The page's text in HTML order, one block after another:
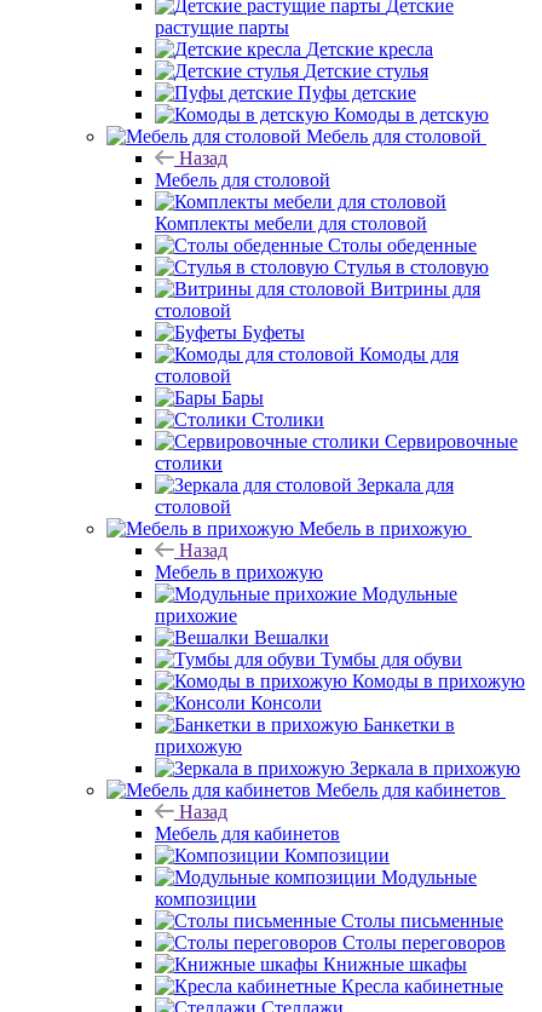
Детские
растущие парты
Детские кресла
Детские стулья
Пуфы детские
Комоды в детскую
Мебель для столовой
Назад
Мебель для столовой
Комплекты мебели для столовой
Столы обеденные
Стулья в столовую
Витрины для
столовой
Буфеты
Комоды для
столовой
Бары
Столики
Сервировочные
столики
Зеркала для
столовой
Мебель в прихожую
Назад
Мебель в прихожую
Модульные
прихожие
Вешалки
Тумбы для обуви
Комоды в прихожую
Консоли
Банкетки в
прихожую
Зеркала в прихожую
Мебель для кабинетов
Назад
Мебель для кабинетов
Композиции
Модульные
композиции
Столы письменные
Столы переговоров
Книжные шкафы
Кресла кабинетные
Стеллажи